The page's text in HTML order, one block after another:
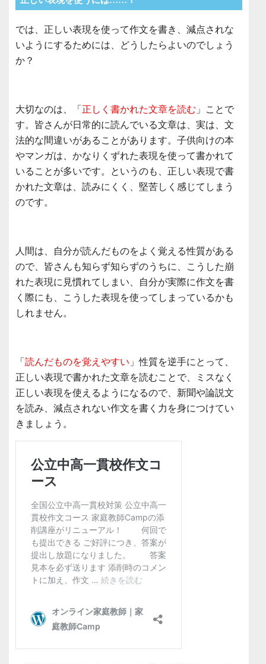
では、正しい表現を使って作文を書き、減点されな
いようにするためには、どうしたらよいのでしょう
か？
大切なのは、「 正しく書かれた文章を読む 」ことで
す。皆さんが日常的に読んでいる文章は、実は、文
法的な間違いがあることがあります。子供向けの本
やマンガは、かなりくずれた表現を使って書かれて
いることが多いです。というのも、正しい表現で書
かれた文章は、読みにくく、堅苦しく感じてしまう
のです。
人間は、自分が読んだものをよく覚える性質がある
ので、皆さんも知らず知らずのうちに、こうした崩
れた表現に見慣れてしまい、自分が実際に作文を書
く際にも、こうした表現を使ってしまっているかも
しれません。
「 読んだものを覚えやすい 」性質を逆手にとって、
正しい表現で書かれた文章を読むことで、ミスなく
正しい表現を使えるようになるので、新聞や論説文
を読み、減点されない作文を書く力を身につけてい
きましょう。